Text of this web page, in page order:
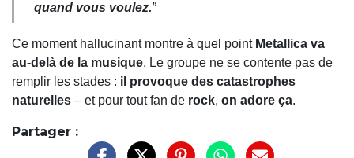
quand vous voulez.”
Ce moment hallucinant montre à quel point Metallica va
au-delà de la musique. Le groupe ne se contente pas de
remplir les stades : il provoque des catastrophes
naturelles – et pour tout fan de rock, on adore ça.
Partager :